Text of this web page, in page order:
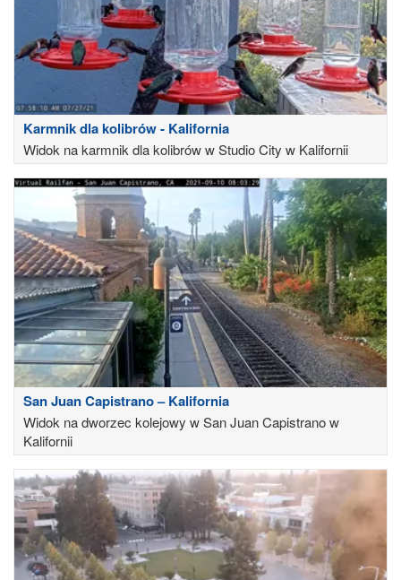
Karmnik dla kolibrów - Kalifornia
Widok na karmnik dla kolibrów w Studio City w Kalifornii
San Juan Capistrano – Kalifornia
Widok na dworzec kolejowy w San Juan Capistrano w
Kalifornii